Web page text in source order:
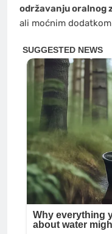
održavanju oralnog
ali moćnim